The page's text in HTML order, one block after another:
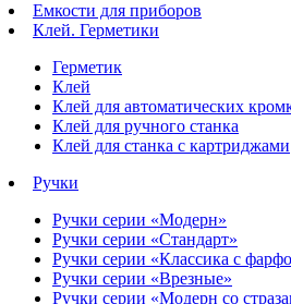
Емкости для приборов
Клей. Герметики
Герметик
Клей
Клей для автоматических
Клей для ручного станка
Клей для станка с картриджами
Ручки
Ручки серии «Модерн»
Ручки серии «Стандарт»
Ручки серии «Классика с
Ручки серии «Врезные»
Ручки серии «Модерн со